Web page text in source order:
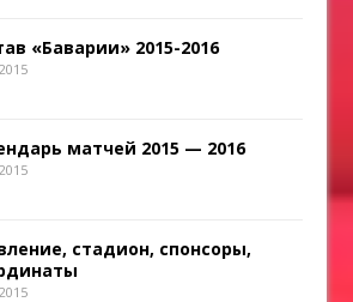
«Баварии» 2015-2016
матчей 2015 — 2016
стадион, спонсоры,